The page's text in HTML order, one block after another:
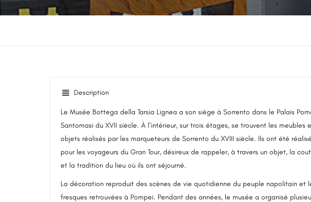
Description
Le Musée Bottega della Tarsia Lignea a son siège à Sorrento dans le Palais
Santomasi du XVII siècle. À l’intérieur, sur trois étages, se trouvent les meubles
objets réalisés par les marqueteurs de Sorrento du XVIII siècle. Ils ont été
pour les voyageurs du Gran Tour, désireux de rappeler, à travers un objet, la
et la tradition du lieu où ils ont séjourné.
La décoration reproduit des scènes de vie quotidienne du peuple napolitain et
fresques retrouvées à Pompei. Pendant des années, le musée a organisé